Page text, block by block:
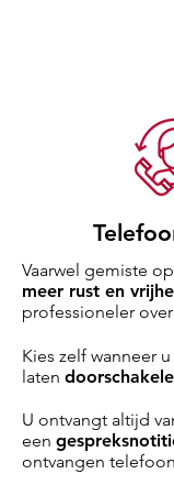
Vaarwel gemiste
meer rust en
professioneler
Kies zelf wanneer
laten
U ontvangt altijd
een
ontvangen